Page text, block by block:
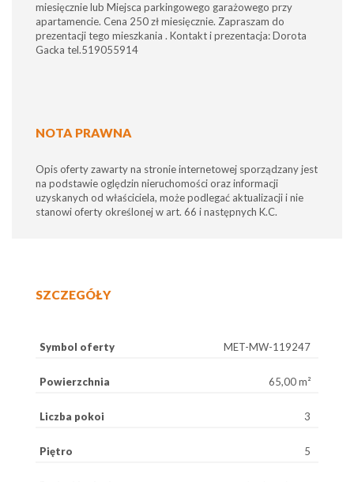
miesięcznie lub Miejsca parkingowego garażowego przy
apartamencie. Cena 250 zł miesięcznie. Zapraszam do
prezentacji tego mieszkania . Kontakt i prezentacja: Dorota
Gacka tel.519055914
NOTA PRAWNA
Opis oferty zawarty na stronie internetowej sporządzany jest
na podstawie oględzin nieruchomości oraz informacji
uzyskanych od właściciela, może podlegać aktualizacji i nie
stanowi oferty określonej w art. 66 i następnych K.C.
SZCZEGÓŁY
Symbol oferty MET-MW-119247
Powierzchnia 65,00 m²
Liczba pokoi 3
Piętro 5